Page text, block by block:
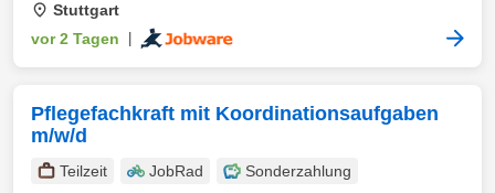
Stuttgart
vor 2 Tagen
Pflegefachkraft mit Koordinationsaufgaben
m/w/d
Teilzeit JobRad
Sonderzahlung